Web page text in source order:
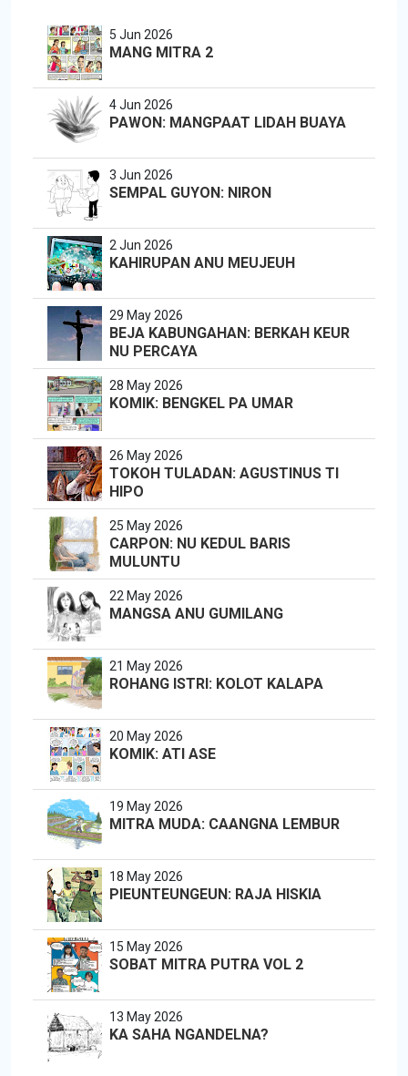
5 Jun 2026
MANG MITRA 2
4 Jun 2026
PAWON: MANGPAAT LIDAH BUAYA
3 Jun 2026
SEMPAL GUYON: NIRON
2 Jun 2026
KAHIRUPAN ANU MEUJEUH
29 May 2026
BEJA KABUNGAHAN: BERKAH KEUR
NU PERCAYA
28 May 2026
KOMIK: BENGKEL PA UMAR
26 May 2026
TOKOH TULADAN: AGUSTINUS TI
HIPO
25 May 2026
CARPON: NU KEDUL BARIS
MULUNTU
22 May 2026
MANGSA ANU GUMILANG
21 May 2026
ROHANG ISTRI: KOLOT KALAPA
20 May 2026
KOMIK: ATI ASE
19 May 2026
MITRA MUDA: CAANGNA LEMBUR
18 May 2026
PIEUNTEUNGEUN: RAJA HISKIA
15 May 2026
SOBAT MITRA PUTRA VOL 2
13 May 2026
KA SAHA NGANDELNA?